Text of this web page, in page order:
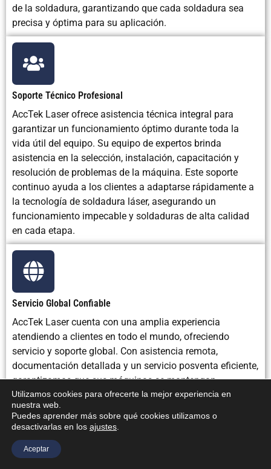
de la soldadura, garantizando que cada soldadura sea
precisa y óptima para su aplicación.
Soporte Técnico Profesional
AccTek Laser ofrece asistencia técnica integral para
garantizar un funcionamiento óptimo durante toda la
vida útil del equipo. Su equipo de expertos brinda
asistencia en la selección, instalación, capacitación y
resolución de problemas de la máquina. Este soporte
continuo ayuda a los clientes a adaptarse rápidamente a
la tecnología de soldadura láser, asegurando un
funcionamiento impecable y soldaduras de alta calidad
en cada etapa.
Servicio Global Confiable
AccTek Laser cuenta con una amplia experiencia
atendiendo a clientes en todo el mundo, ofreciendo
servicio y soporte global. Con asistencia remota,
documentación detallada y un servicio posventa eficiente,
garantizamos que sus máquinas se mantengan
operativas, minimizando el tiempo de inactividad y
maximizando la productividad. Nuestra sólida presencia
global garantiza soporte a largo plazo para nuestros
clientes, asegurando su satisfacción y resultados de alto
rendimiento durante años.
Utilizamos cookies para ofrecerte la mejor experiencia en
nuestra web.
Puedes aprender más sobre qué cookies utilizamos o
desactivarlas en los ajustes
Aceptar